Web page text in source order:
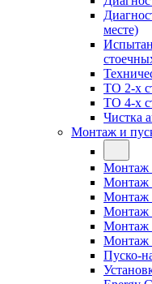
месте)
ТО 2-х
ТО 4-х
Чистка
Монтаж и
Монтаж
Монтаж
Монтаж
Монтаж
Монтаж
Монтаж
Пуско-